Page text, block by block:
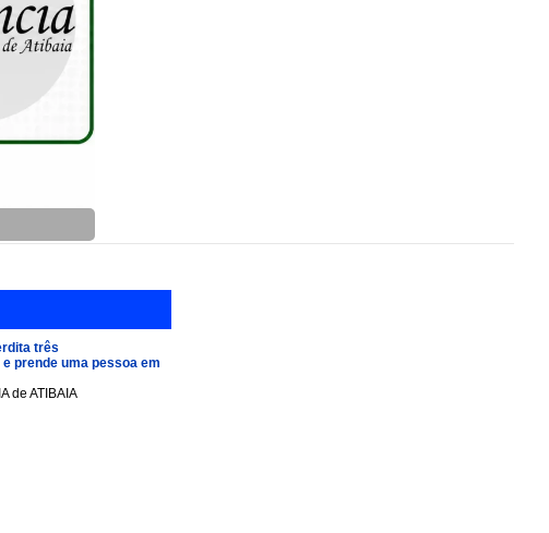
três
prende uma pessoa em
de ATIBAIA